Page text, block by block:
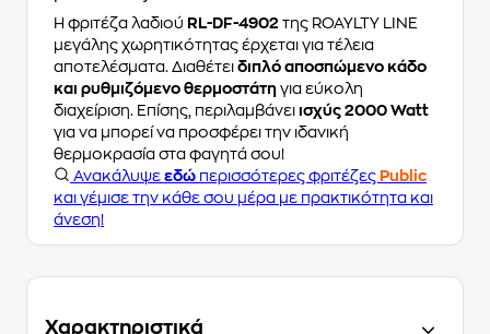
Η φριτέζα λαδιού RL-DF-4902 της ROAYLTY LINE
μεγάλης χωρητικότητας έρχεται για τέλεια
αποτελέσματα. Διαθέτει διπλό αποσπώμενο κάδο
και ρυθμιζόμενο θερμοστάτη για εύκολη
διαχείριση. Επίσης, περιλαμβάνει ισχύς 2000 Watt
για να μπορεί να προσφέρει την ιδανική
θερμοκρασία στα φαγητά σου!
Ανακάλυψε εδώ περισσότερες φριτέζες Public
και γέμισε την κάθε σου μέρα με πρακτικότητα και
άνεση!
Χαρακτηριστικά